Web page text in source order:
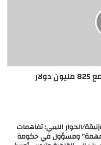
الحوار الليبي: تفاهمات
ومسؤول في حكومة